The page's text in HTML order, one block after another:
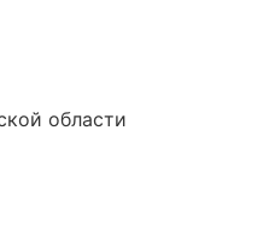
области